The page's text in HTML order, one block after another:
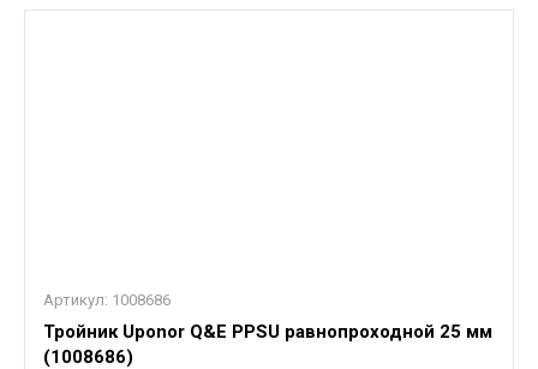
Артикул: 1008686
Тройник Uponor Q&E PPSU равнопроходной 25 мм
(1008686)